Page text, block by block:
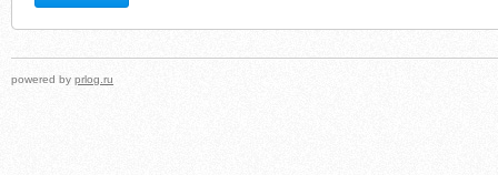
powered by prlog.ru